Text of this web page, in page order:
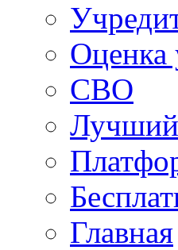
Оценка
СВО
Лучший
Главная